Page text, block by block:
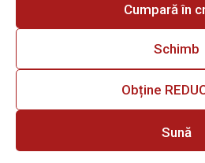
Cumpară în
Schimb
Obține
Sună